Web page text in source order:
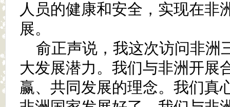
人员的健康和安全，实现在非
展。
俞正声说，我这次访问非洲
大发展潜力。我们与非洲开展
赢、共同发展的理念。我们真